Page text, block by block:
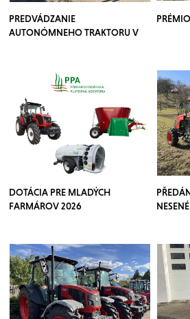
PREDVÁDZANIE
AUTONÓMNEHO TRAKTORU V
DOTÁCIA PRE MLADÝCH
FARMÁROV 2026